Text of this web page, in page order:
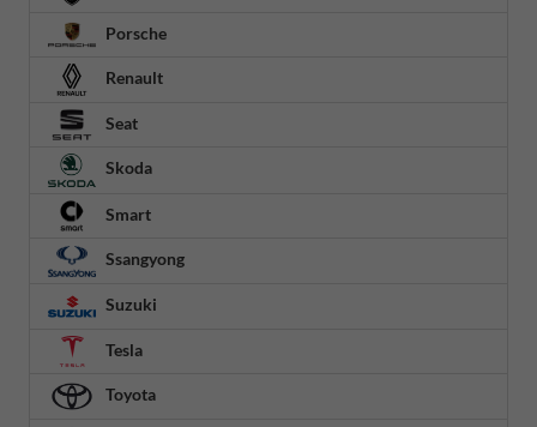
Porsche
Renault
Seat
Skoda
Smart
Ssangyong
Suzuki
Tesla
Toyota